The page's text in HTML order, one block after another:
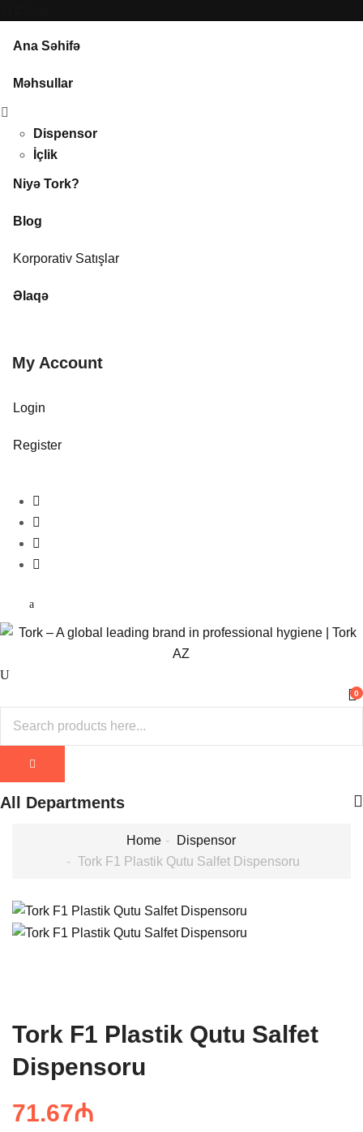
Ana Səhifə
Məhsullar
Dispensor
İçlik
Niyə Tork?
Blog
Korporativ Satışlar
Əlaqə
My Account
Login
Register
0
All Departments
Home
Dispensor
Tork F1 Plastik Qutu Salfet Dispensoru
Tork F1 Plastik Qutu Salfet
Dispensoru
71.67₼